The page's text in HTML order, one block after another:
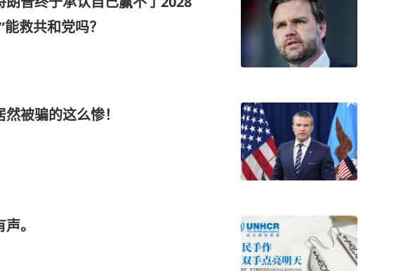
救共和党吗？
被骗的这么惨！
。